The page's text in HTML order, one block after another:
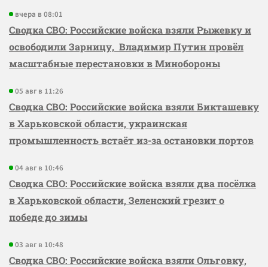
вчера в 08:01
Сводка СВО: Российские войска взяли Рыжевку и
освободили Зарницу, Владимир Путин провёл
масштабные перестановки в Минобороны
05 авг в 11:26
Сводка СВО: Российские войска взяли Бикташевку
в Харьковской области, украинская
промышленность встаёт из-за остановки портов
04 авг в 10:46
Сводка СВО: Российские войска взяли два посёлка
в Харьковской области, Зеленский грезит о
победе до зимы
03 авг в 10:48
Сводка СВО: Российские войска взяли Ольговку,